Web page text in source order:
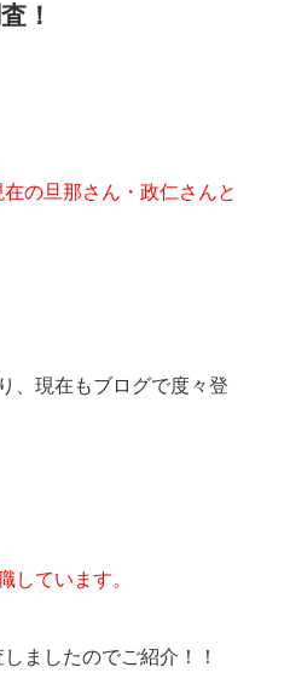
！
の旦那さん・政仁さんと
、現在もブログで度々登
しています。
ましたのでご紹介！！